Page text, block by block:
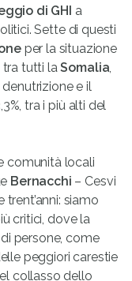
di GHI a
Sette di questi
per la situazione
tra tutti laSomalia,
e il
tra i più alti del
comunità locali
Bernacchi – Cesvi
siamo
critici, dove la
persone, come
peggiori carestie
collasso dello